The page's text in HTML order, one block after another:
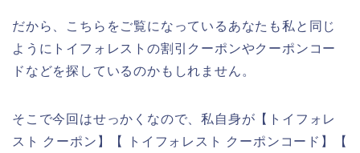
だから、こちらをご覧になっているあなたも私と同じ
ようにトイフォレストの割引クーポンやクーポンコー
ドなどを探しているのかもしれません。
そこで今回はせっかくなので、私自身が【トイフォレ
スト クーポン】【 トイフォレスト クーポンコード】【